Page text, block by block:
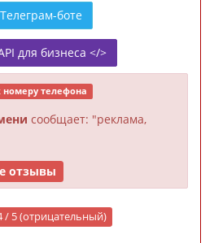
боте
для бизнеса </>
номеру телефона
сообщает: "реклама,
отзывы
/ 5 (отрицательный)